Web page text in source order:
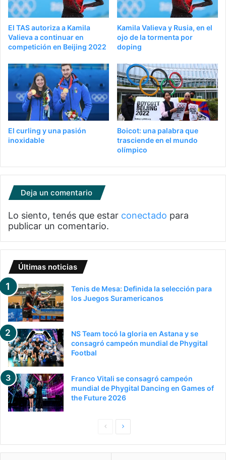
El TAS autoriza a Kamila
Valieva a continuar en
competición en Beijing 2022
Kamila Valieva y Rusia, en el
ojo de la tormenta por
doping
El curling y una pasión
inoxidable
Boicot: una palabra que
trasciende en el mundo
olímpico
Deja un comentario
Lo siento, tenés que estar conectado para
publicar un comentario.
Últimas noticias
Tenis de Mesa: Definida la selección para
los Juegos Suramericanos
NS Team tocó la gloria en Astana y se
consagró campeón mundial de Phygital
Footbal
Franco Vitali se consagró campeón
mundial de Phygital Dancing en Games of
the Future 2026
PaginaSiguiente